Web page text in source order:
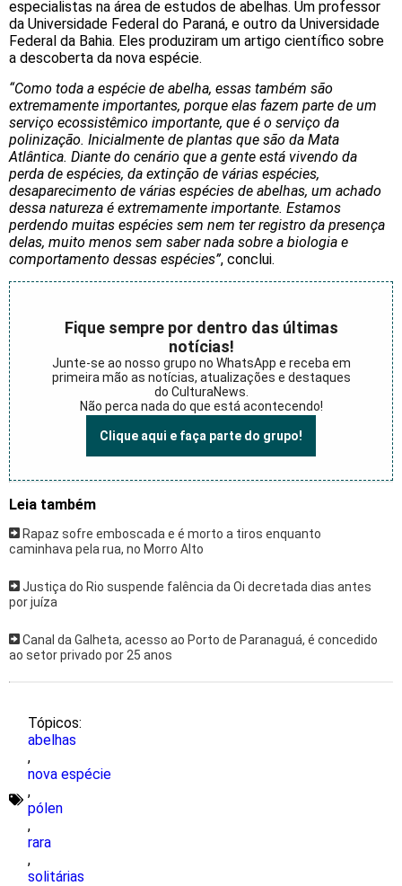
especialistas na área de estudos de abelhas. Um professor
da Universidade Federal do Paraná, e outro da Universidade
Federal da Bahia. Eles produziram um artigo científico sobre
a descoberta da nova espécie.
“Como toda a espécie de abelha, essas também são
extremamente importantes, porque elas fazem parte de um
serviço ecossistêmico importante, que é o serviço da
polinização. Inicialmente de plantas que são da Mata
Atlântica. Diante do cenário que a gente está vivendo da
perda de espécies, da extinção de várias espécies,
desaparecimento de várias espécies de abelhas, um achado
dessa natureza é extremamente importante. Estamos
perdendo muitas espécies sem nem ter registro da presença
delas, muito menos sem saber nada sobre a biologia e
comportamento dessas espécies”, conclui.
Fique sempre por dentro das últimas
notícias!
Junte-se ao nosso grupo no WhatsApp e receba em
primeira mão as notícias, atualizações e destaques
do CulturaNews.
Não perca nada do que está acontecendo!
Clique aqui e faça parte do grupo!
Leia também
Rapaz sofre emboscada e é morto a tiros enquanto
caminhava pela rua, no Morro Alto
Justiça do Rio suspende falência da Oi decretada dias antes
por juíza
Canal da Galheta, acesso ao Porto de Paranaguá, é concedido
ao setor privado por 25 anos
Tópicos:
abelhas
,
nova espécie
,
pólen
,
rara
,
solitárias